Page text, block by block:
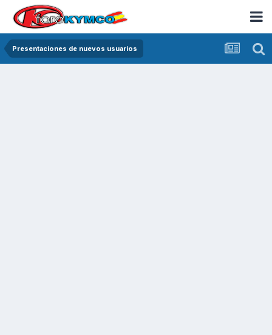
Presentaciones de nuevos usuarios